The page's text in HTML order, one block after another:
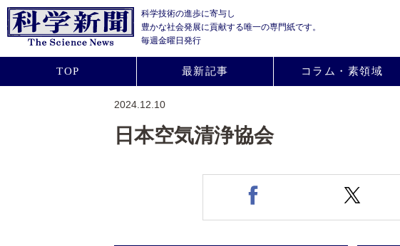
科学技術の進歩に寄与し
豊かな社会発展に貢献する唯一の専門紙です。
毎週金曜日発行
TOP 最新記事 コラム・素領域
2024.12.10
日本空気清浄協会